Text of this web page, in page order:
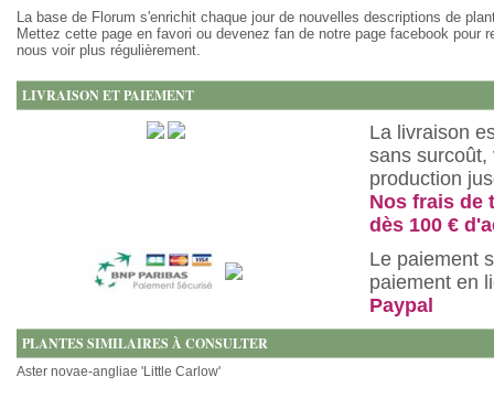
La base de Florum s'enrichit chaque jour de nouvelles descriptions de
Mettez cette page en favori ou devenez fan de notre page facebook pour
nous voir plus régulièrement.
LIVRAISON ET PAIEMENT
La livraison
sans surcoût,
production
Nos frais de
dès 100 €
Le paiement
paiement en
Paypal
PLANTES SIMILAIRES À CONSULTER
Aster novae-angliae 'Little Carlow'